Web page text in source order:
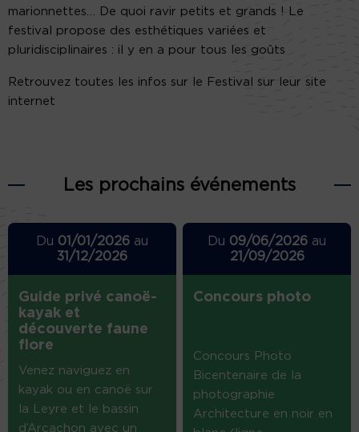
marionnettes… De quoi ravir petits et grands ! Le
festival propose des esthétiques variées et
pluridisciplinaires : il y en a pour tous les goûts
Retrouvez toutes les infos sur le Festival sur leur site
internet
Les prochains événements
Du 01/01/2026au
31/12/2026
Guide privé canoë-
kayak et
découverte faune
flore
Venez naviguez en
kayak ou en canoë sur
la Leyre et le bassin
d’Arcachon avec un
Du 09/06/2026 au
21/09/2026
Concours photo
Concours Photo
Bicentenaire de la
photographie
Architecture en noir en